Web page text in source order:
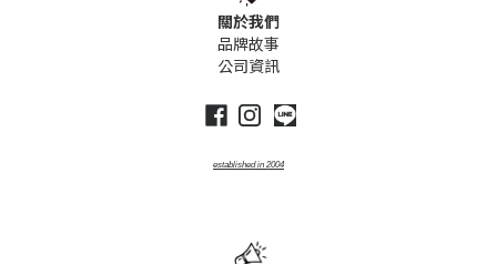
關於我們
品牌故事
公司資訊
establishedin 2004